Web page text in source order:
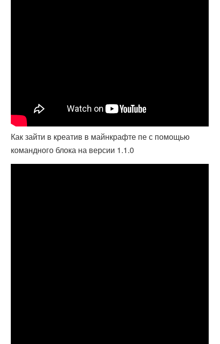
Как зайти в креатив в майнкрафте пе с помощью
командного блока на версии 1.1.0